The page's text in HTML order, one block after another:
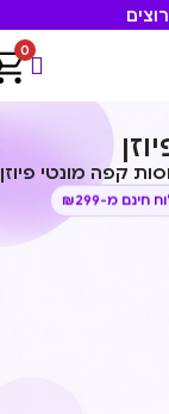
0
קפה מונטי פיוזן
חינם מ-₪299